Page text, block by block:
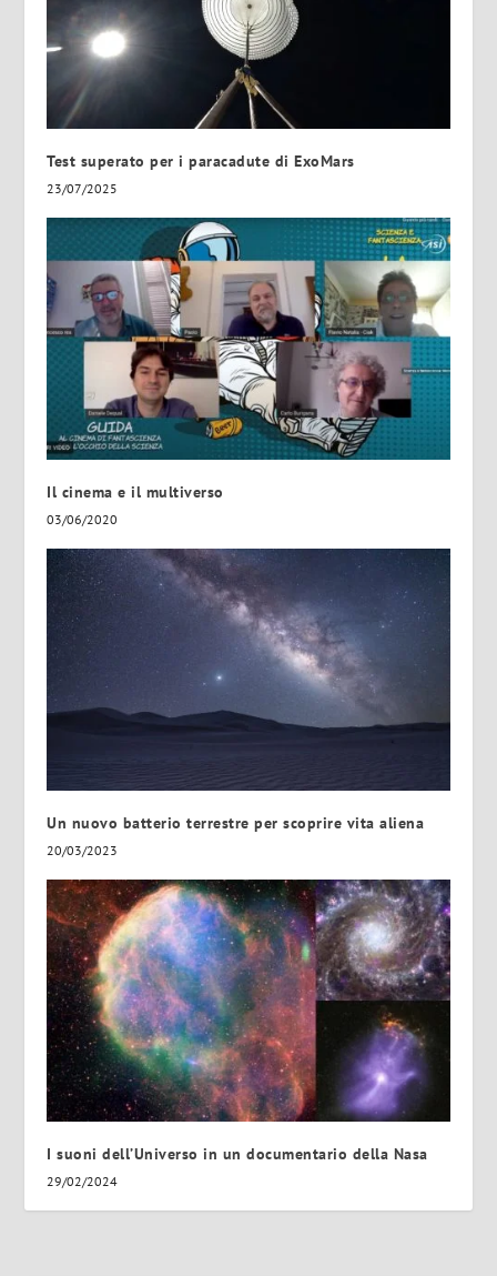
Test superato per i paracadute di ExoMars
23/07/2025
Il cinema e il multiverso
03/06/2020
Un nuovo batterio terrestre per scoprire vita aliena
20/03/2023
I suoni dell’Universo in un documentario della Nasa
29/02/2024